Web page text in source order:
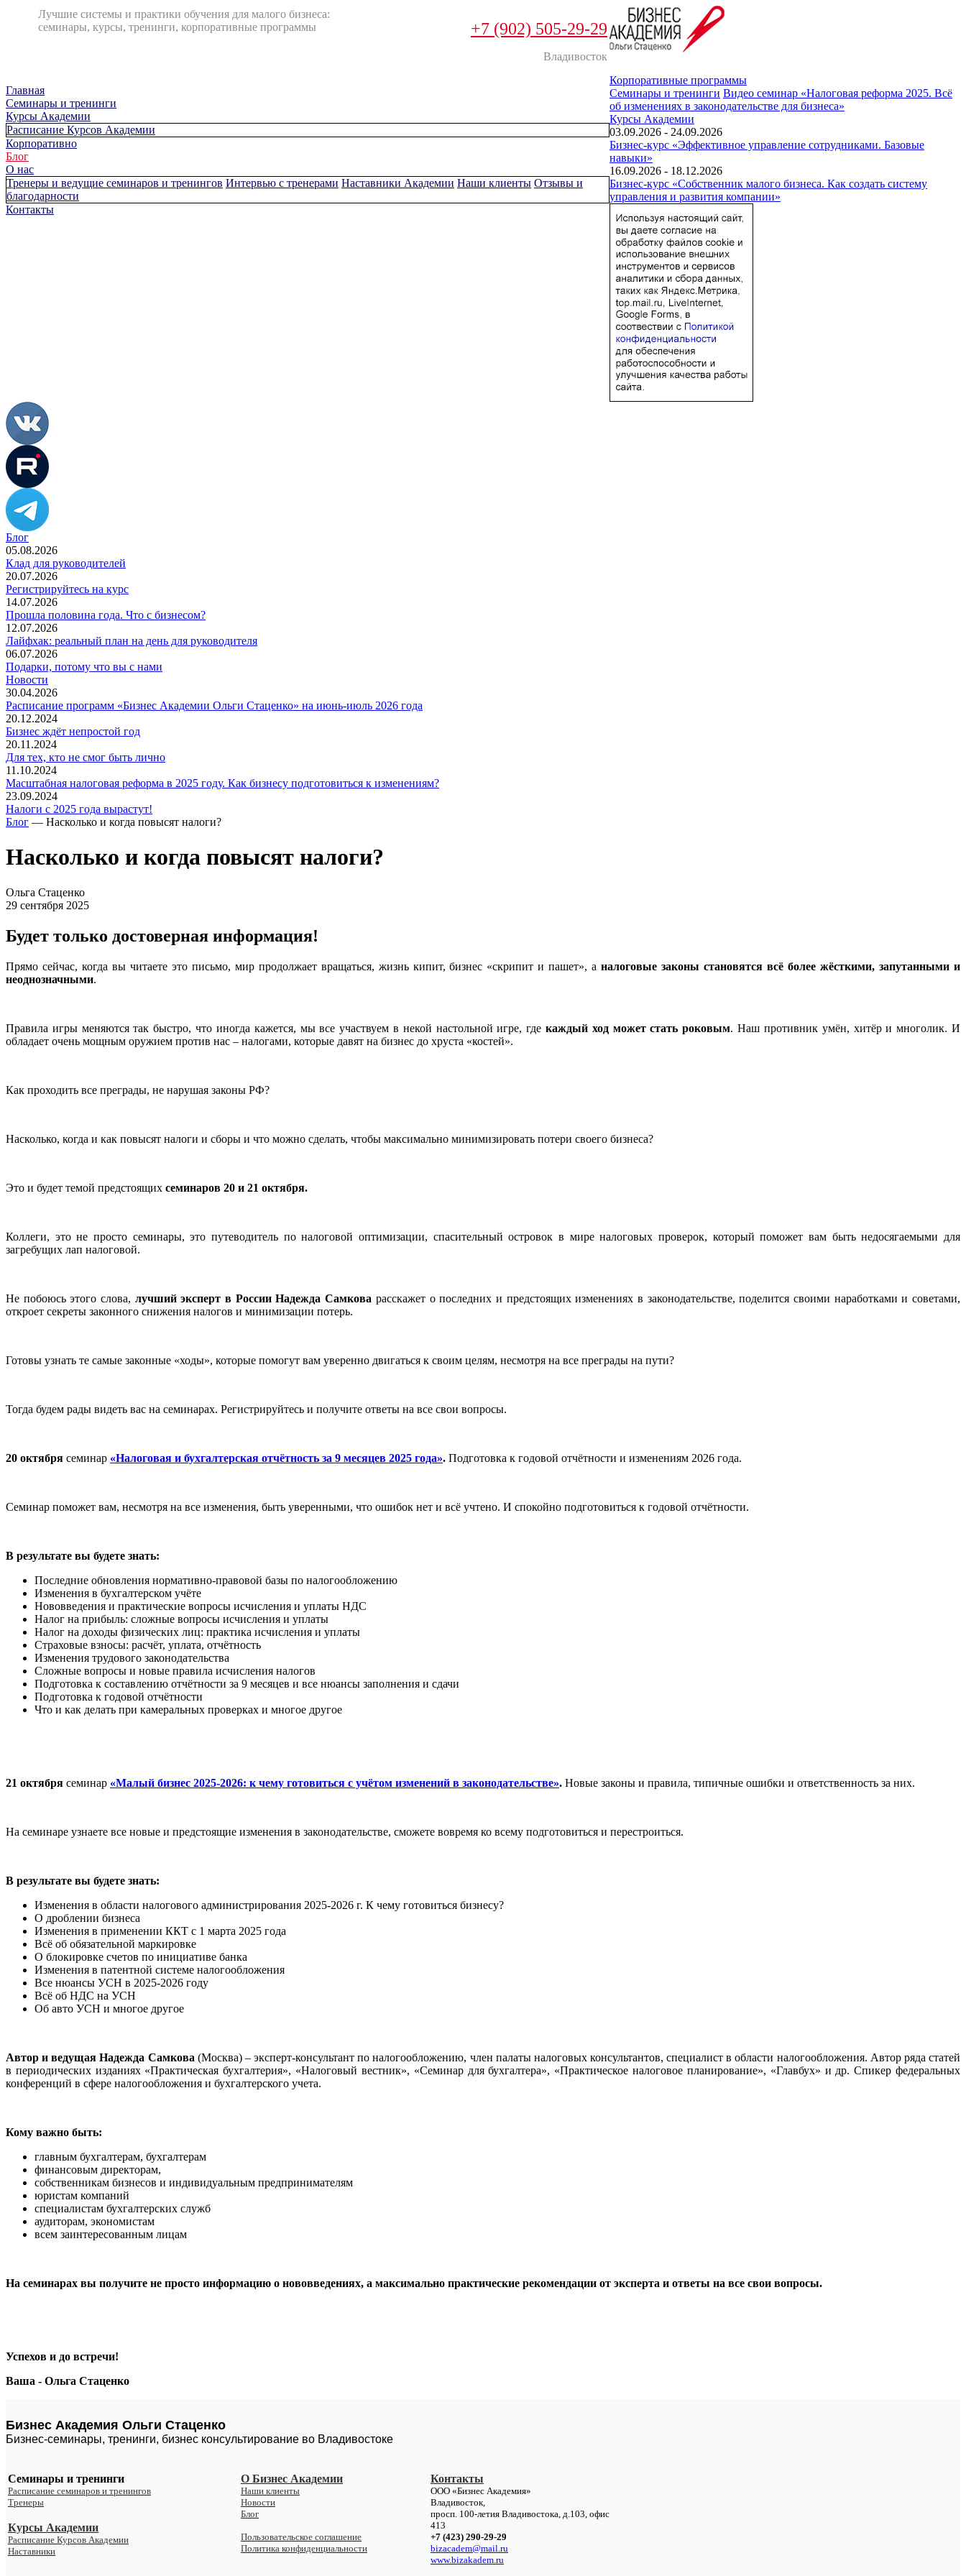
Лучшие системы и практики обучения для малого бизнеса:
семинары, курсы, тренинги, корпоративные программы
+7 (902) 505-29-29
Владивосток
Главная
Cеминары и тренинги
Курсы Академии
Расписание Курсов Академии
Корпоративно
Блог
О нас
Тренеры и ведущие семинаров и тренингов Интервью с тренерами Наставники Академии Наши клиенты Отзывы и
благодарности
Контакты
Корпоративные программы
Cеминары и тренинги Видео семинар «Налоговая реформа 2025. Всё
об изменениях в законодательстве для бизнеса»
Курсы Академии
03.09.2026 - 24.09.2026
Бизнес-курс «Эффективное управление сотрудниками. Базовые
навыки»
16.09.2026 - 18.12.2026
Бизнес-курс «Собственник малого бизнеса. Как создать систему
управления и развития компании»
Блог
05.08.2026
Клад для руководителей
20.07.2026
Регистрируйтесь на курс
14.07.2026
Прошла половина года. Что с бизнесом?
12.07.2026
Лайфхак: реальный план на день для руководителя
06.07.2026
Подарки, потому что вы с нами
Новости
30.04.2026
Расписание программ «Бизнес Академии Ольги Стаценко» на июнь-июль 2026 года
20.12.2024
Бизнес ждёт непростой год
20.11.2024
Для тех, кто не смог быть лично
11.10.2024
Масштабная налоговая реформа в 2025 году. Как бизнесу подготовиться к изменениям?
23.09.2024
Налоги с 2025 года вырастут!
Блог — Насколько и когда повысят налоги?
Насколько и когда повысят налоги?
Ольга Стаценко
29 сентября 2025
Будет только достоверная информация!
Прямо сейчас, когда вы читаете это письмо, мир продолжает вращаться, жизнь кипит, бизнес «скрипит и пашет», аналоговые законы становятся всё более жёсткими, запутанными и
неоднозначными.
Правила игры меняются так быстро, что иногда кажется, мы все участвуем в некой настольной игре, гдекаждый ход может стать роковым. Наш противник умён, хитёр и многолик. И
обладает очень мощным оружием против нас – налогами, которые давят на бизнес до хруста «костей».
Как проходить все преграды, не нарушая законы РФ?
Насколько, когда и как повысят налоги и сборы и что можно сделать, чтобы максимально минимизировать потери своего бизнеса?
Это и будет темой предстоящих семинаров 20 и 21 октября.
Коллеги, это не просто семинары, это путеводитель по налоговой оптимизации, спасительный островок в мире налоговых проверок, который поможет вам быть недосягаемыми для
загребущих лап налоговой.
Не побоюсь этого слова, лучший эксперт в России Надежда Самкова расскажет о последних и предстоящих изменениях в законодательстве, поделится своими наработками и советами,
откроет секреты законного снижения налогов и минимизации потерь.
Готовы узнать те самые законные «ходы», которые помогут вам уверенно двигаться к своим целям, несмотря на все преграды на пути?
Тогда будем рады видеть вас на семинарах. Регистрируйтесь и получите ответы на все свои вопросы.
20 октября семинар «Налоговая и бухгалтерская отчётность за 9 месяцев 2025 года». Подготовка к годовой отчётности и изменениям 2026 года.
Семинар поможет вам, несмотря на все изменения, быть уверенными, что ошибок нет и всё учтено. И спокойно подготовиться к годовой отчётности.
В результате вы будете знать:
Последние обновления нормативно-правовой базы по налогообложению
Изменения в бухгалтерском учёте
Нововведения и практические вопросы исчисления и уплаты НДС
Налог на прибыль: сложные вопросы исчисления и уплаты
Налог на доходы физических лиц: практика исчисления и уплаты
Страховые взносы: расчёт, уплата, отчётность
Изменения трудового законодательства
Сложные вопросы и новые правила исчисления налогов
Подготовка к составлению отчётности за 9 месяцев и все нюансы заполнения и сдачи
Подготовка к годовой отчётности
Что и как делать при камеральных проверках и многое другое
21 октября семинар «Малый бизнес 2025-2026: к чему готовиться с учётом изменений в законодательстве». Новые законы и правила, типичные ошибки и ответственность за них.
На семинаре узнаете все новые и предстоящие изменения в законодательстве, сможете вовремя ко всему подготовиться и перестроиться.
В результате вы будете знать:
Изменения в области налогового администрирования 2025-2026 г. К чему готовиться бизнесу?
О дроблении бизнеса
Изменения в применении ККТ с 1 марта 2025 года
Всё об обязательной маркировке
О блокировке счетов по инициативе банка
Изменения в патентной системе налогообложения
Все нюансы УСН в 2025-2026 году
Всё об НДС на УСН
Об авто УСН и многое другое
Автор и ведущая Надежда Самкова (Москва) – эксперт-консультант по налогообложению, член палаты налоговых консультантов, специалист в области налогообложения. Автор ряда статей
в периодических изданиях «Практическая бухгалтерия», «Налоговый вестник», «Семинар для бухгалтера», «Практическое налоговое планирование», «Главбух» и др. Спикер федеральных
конференций в сфере налогообложения и бухгалтерского учета.
Кому важно быть:
главным бухгалтерам, бухгалтерам
финансовым директорам,
собственникам бизнесов и индивидуальным предпринимателям
юристам компаний
специалистам бухгалтерских служб
аудиторам, экономистам
всем заинтересованным лицам
На семинарах вы получите не просто информацию о нововведениях, а максимально практические рекомендации от эксперта и ответы на все свои вопросы.
Успехов и до встречи!
Ваша - Ольга Стаценко
Бизнес Академия Ольги Стаценко
Бизнес-семинары, тренинги, бизнес консультирование во Владивостоке
Семинары и тренинги
Расписание семинаров и тренингов
Тренеры
Курсы Академии
Расписание Курсов Академии
Наставники
О Бизнес Академии
Наши клиенты
Новости
Блог
Пользовательское соглашение
Политика конфиденциальности
Контакты
ООО «Бизнес Академия»
Владивосток,
просп. 100-летия Владивостока, д.103, офис
413
+7 (423) 290-29-29
bizacadem@mail.ru
www.bizakadem.ru